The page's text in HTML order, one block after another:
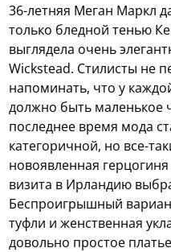
36-летняя Меган Маркл
только бледной тенью
выглядела очень
Wickstead. Стилисты не
напоминать, что у
должно быть маленькое
последнее время мода
категоричной, но все-
новоявленная
визита в Ирландию
Беспроигрышный
туфли и женственная
довольно простое